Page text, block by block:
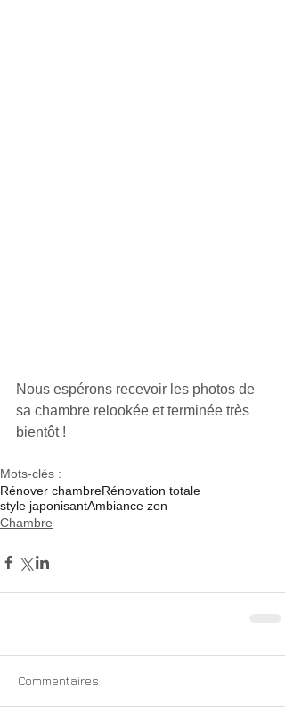
Nous espérons recevoir les photos de
sa chambre relookée et terminée très
bientôt !
Mots-clés :
Rénover chambreRénovation totale
style japonisantAmbiance zen
Chambre
Commentaires